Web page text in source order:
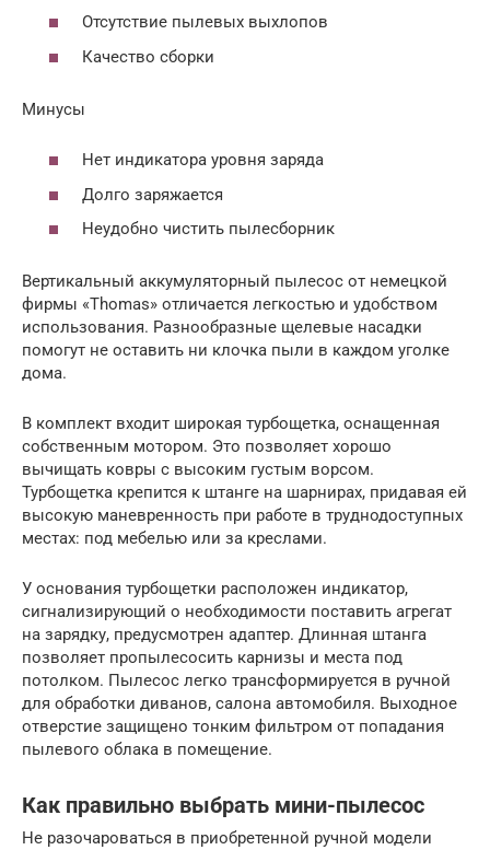
Отсутствие пылевых выхлопов
Качество сборки
Минусы
Нет индикатора уровня заряда
Долго заряжается
Неудобно чистить пылесборник
Вертикальный аккумуляторный пылесос от немецкой
фирмы «Thomas» отличается легкостью и удобством
использования. Разнообразные щелевые насадки
помогут не оставить ни клочка пыли в каждом уголке
дома.
В комплект входит широкая турбощетка, оснащенная
собственным мотором. Это позволяет хорошо
вычищать ковры с высоким густым ворсом.
Турбощетка крепится к штанге на шарнирах, придавая ей
высокую маневренность при работе в труднодоступных
местах: под мебелью или за креслами.
У основания турбощетки расположен индикатор,
сигнализирующий о необходимости поставить агрегат
на зарядку, предусмотрен адаптер. Длинная штанга
позволяет пропылесосить карнизы и места под
потолком. Пылесос легко трансформируется в ручной
для обработки диванов, салона автомобиля. Выходное
отверстие защищено тонким фильтром от попадания
пылевого облака в помещение.
Как правильно выбрать мини-пылесос
Не разочароваться в приобретенной ручной модели